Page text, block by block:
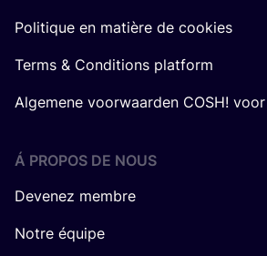
Politique en matière de cookies
Terms & Conditions platform
Algemene voorwaarden COSH!
Á PROPOS DE NOUS
Devenez membre
Notre équipe